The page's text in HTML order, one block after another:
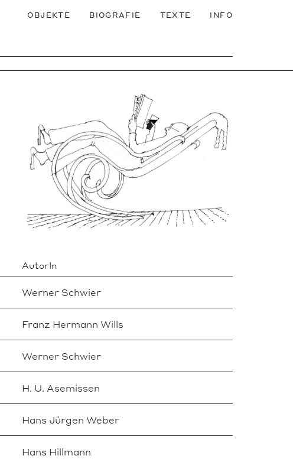
OBJEKTE BIOGRAFIE TEXTE INFO
AutorIn
Werner Schwier
Franz Hermann Wills
Werner Schwier
H. U. Asemissen
Hans Jürgen Weber
Hans Hillmann